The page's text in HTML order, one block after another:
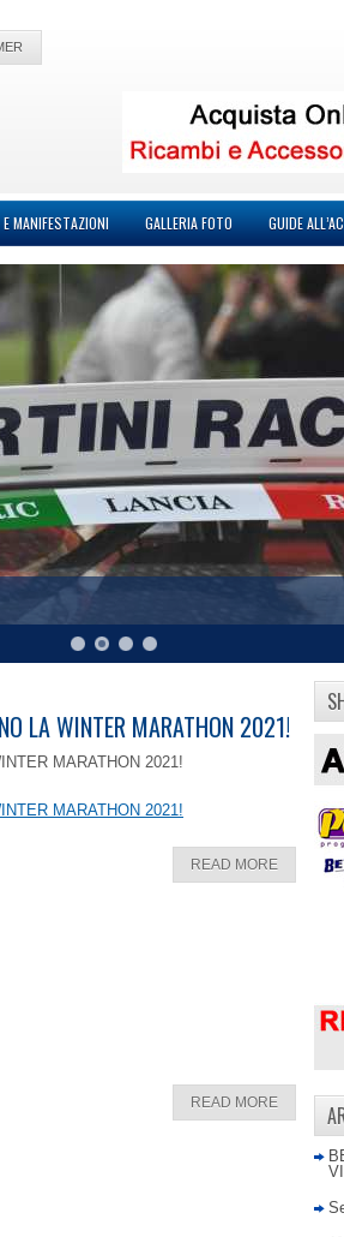
MANIFESTAZIONI GALLERIA FOTO GUIDE
LA WINTER MARATHON 2021!
MARATHON 2021!
MARATHON 2021!
READ MORE
READ MORE